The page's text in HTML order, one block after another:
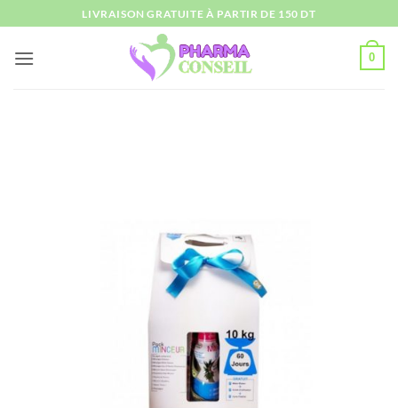
au
contenu
LIVRAISON GRATUITE À PARTIR DE 150 DT
0